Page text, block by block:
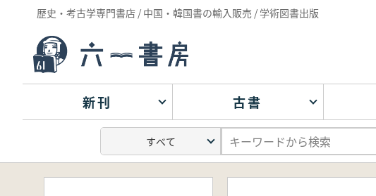
歴史・考古学専門書店 / 中国・韓国書の輸入販売 / 学術図書出版
新刊 古書